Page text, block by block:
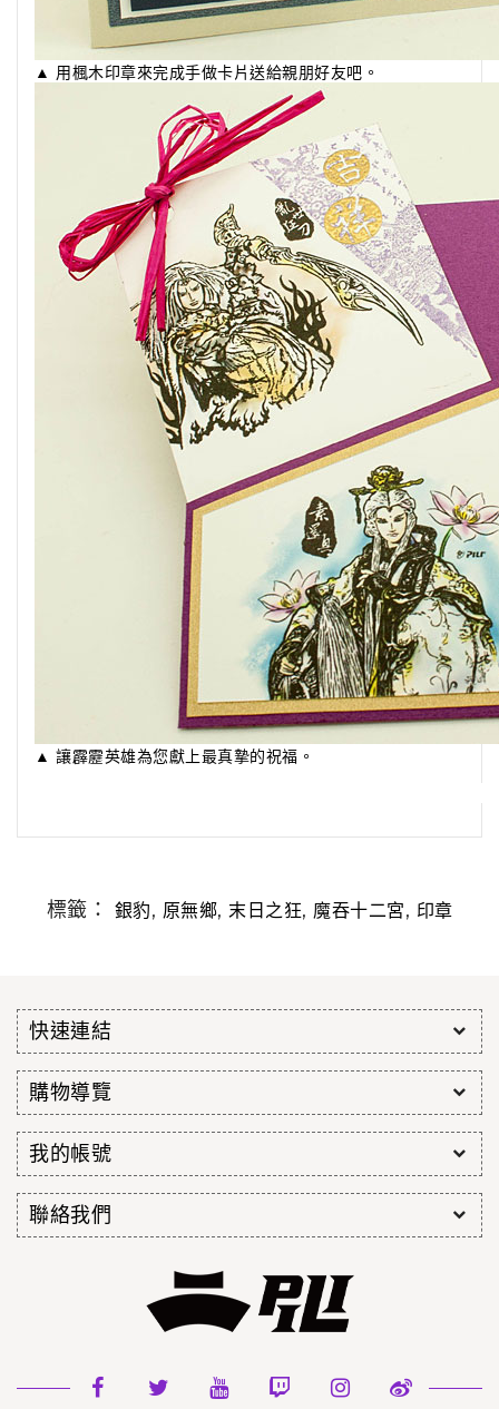
▲ 用楓木印章來完成手做卡片送給親朋好友吧。
▲ 讓霹靂英雄為您獻上最真摯的祝福。
標籤： 銀豹, 原無鄉, 末日之狂, 魔吞十二宮, 印章
快速連結
購物導覽
我的帳號
聯絡我們